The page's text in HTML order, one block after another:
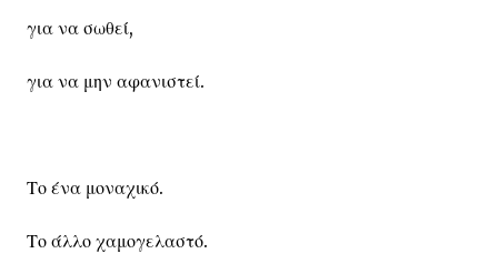
για να σωθεί,
για να μην αφανιστεί.
Το ένα μοναχικό.
Το άλλο χαμογελαστό.